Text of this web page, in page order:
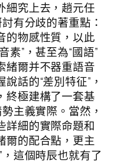
細究上去，趙元任
有分歧的著重點：
的物感性質，以此
素”，甚至為“國語”
緒爾并不器重語音
話的“差別特征”，
終極建構了一套基
主義實際。當然，
詳細的實際命題和
爾的配合點，更主
這個時辰也就有了